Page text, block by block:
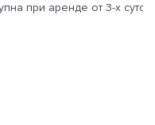
при аренде от 3-х суток